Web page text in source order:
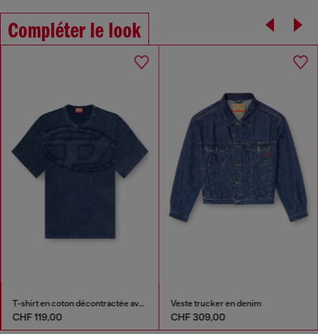
Compléter le look
T-shirt en coton décontractée avec applique Oval D
CHF 119,00
Veste trucker en denim
CHF 309,00